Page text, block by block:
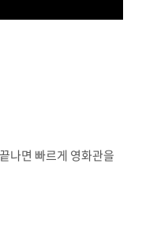
나면 빠르게 영화관을